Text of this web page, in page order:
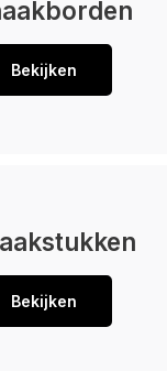
Bekijken
Bekijken